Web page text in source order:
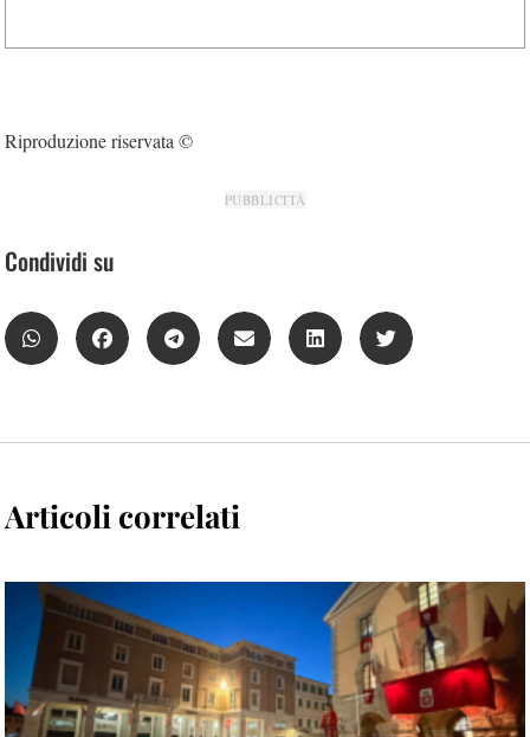
Riproduzione riservata ©
PUBBLICITÀ
Condividi su
Articoli correlati